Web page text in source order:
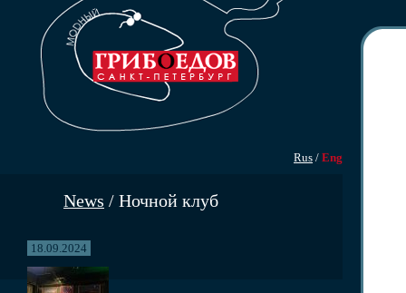
Rus / Eng
News / Ночной клуб
18.09.2024